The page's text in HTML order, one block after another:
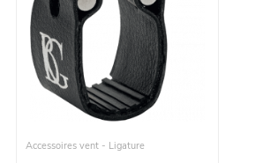
Accessoires vent - Ligature